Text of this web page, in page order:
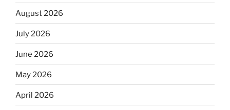
August 2026
July 2026
June 2026
May 2026
April 2026